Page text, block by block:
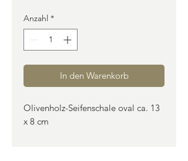
Anzahl *
In den Warenkorb
Olivenholz-Seifenschale oval ca. 13
x 8 cm